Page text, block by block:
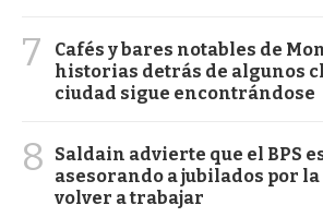
7
Cafés y bares notables de
historias detrás de algunos
ciudad sigue encontrándose
8
Saldain advierte que el BPS
asesorando a jubilados por
volver a trabajar